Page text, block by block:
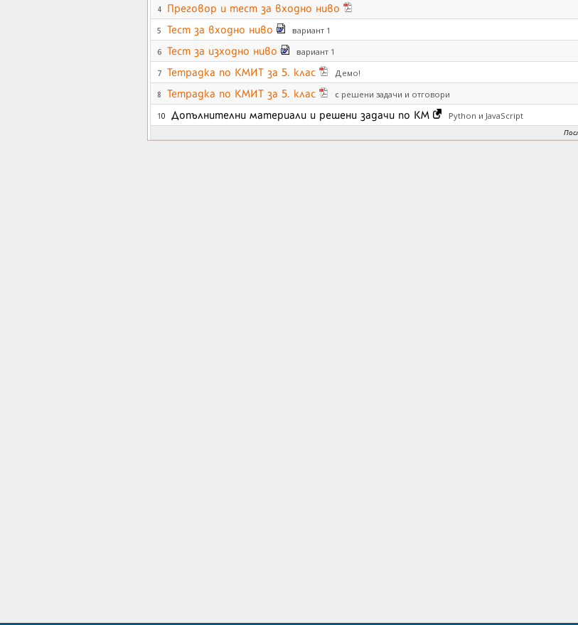
4 Преговор и тест за входно ниво
5 Тест за входно ниво вариант 1
6 Тест за изходно ниво вариант 1
7 Тетрадка по КМИТ за 5. клас Демо!
8 Тетрадка по КМИТ за 5. клас с решени задачи и отговори
10 Допълнителни материали и решени задачи по КМ Python и JavaScript